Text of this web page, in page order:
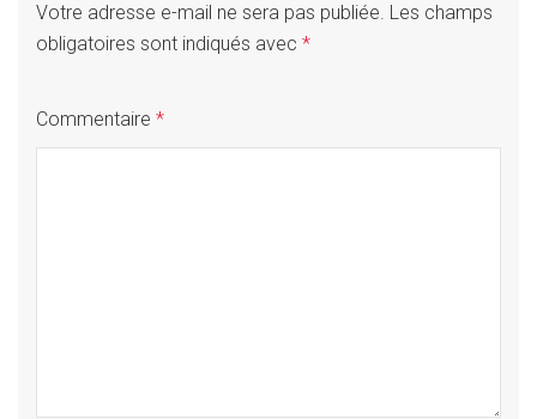
Votre adresse e-mail ne sera pas publiée. Les champs
obligatoires sont indiqués avec *
Commentaire *